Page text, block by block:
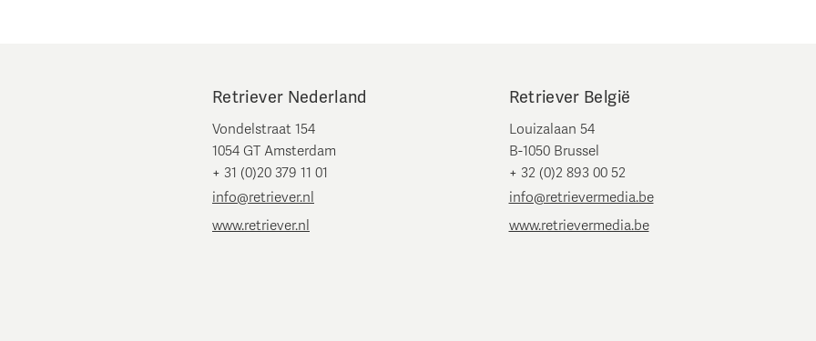
Retriever Nederland
Vondelstraat 154
1054 GT Amsterdam
+ 31 (0)20 379 11 01
info@retriever.nl
www.retriever.nl
Retriever België
Louizalaan 54
B-1050 Brussel
+ 32 (0)2 893 00 52
info@retrievermedia.be
www.retrievermedia.be